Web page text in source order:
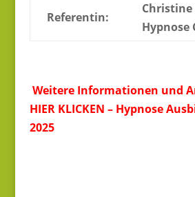
Referentin:
Hypnose
Weitere Informationen und
HIER KLICKEN – Hypnose
2025